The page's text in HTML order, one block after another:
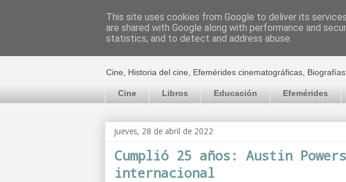
El cultural
Cine, Historia del cine, Efemérides cinematográficas,
Cine Libros Educación Efemérides
jueves, 28 de abril de 2022
Cumplió 25 años: Austin
internacional
This site uses cookies from Google to deliver its
are shared with Google along with performance and
statistics, and to detect and address abuse.